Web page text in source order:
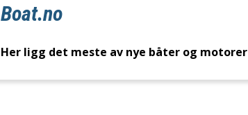
Boat.no
Her ligg det meste av nye båter og motorer